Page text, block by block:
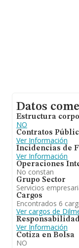
Datos
Estructura
NO
Contratos
Ver Información
Incidencias de
Ver Información
Operaciones
No constan
Grupo Sector
Servicios
Cargos
Encontrados 6
Ver cargos de
Ver Información
Cotiza en Bolsa
NO